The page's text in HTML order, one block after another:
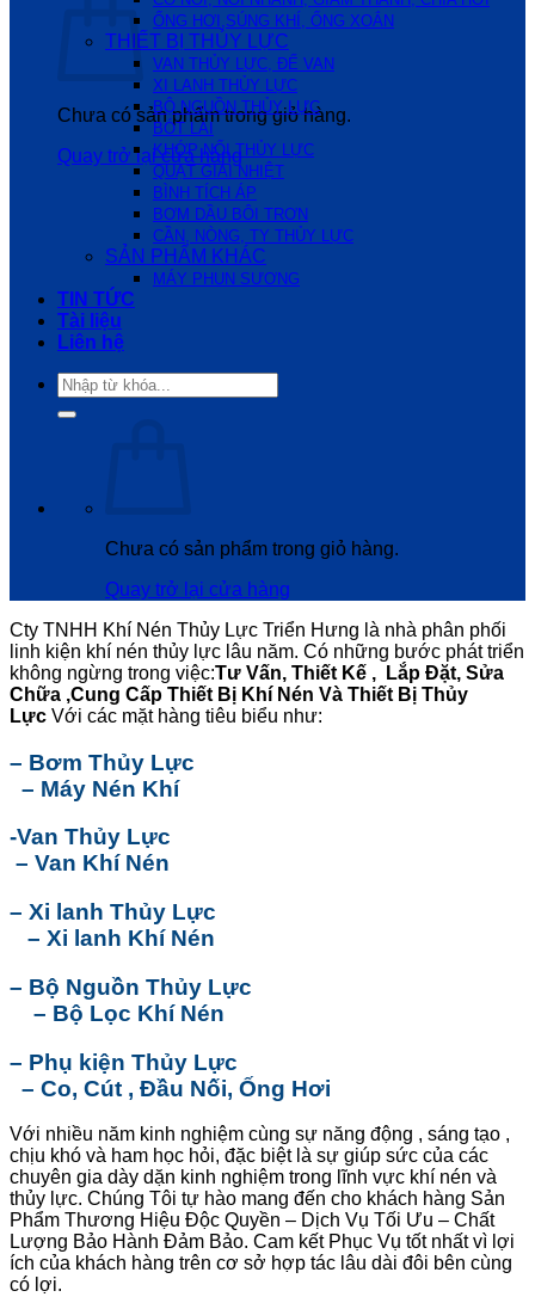
Chưa có sản phẩm trong giỏ hàng.
Quay trở lại cửa hàng
ỐNG HƠI,SÚNG KHÍ, ỐNG XOẮN
THIẾT BỊ THỦY LỰC
VAN THỦY LỰC, ĐẾ VAN
XI LANH THỦY LỰC
BỘ NGUỒN THỦY LỰC
BÓT LÁI
KHỚP NỐI THỦY LỰC
QUẠT GIẢI NHIỆT
BÌNH TÍCH ÁP
BƠM DẦU BÔI TRƠN
CẦN, NÒNG, TY THỦY LỰC
SẢN PHẨM KHÁC
MÁY PHUN SƯƠNG
TIN TỨC
Tài liệu
Liên hệ
Tìm
kiếm:
Chưa có sản phẩm trong giỏ hàng.
Quay trở lại cửa hàng
Cty TNHH Khí Nén Thủy Lực Triển Hưng là nhà phân phối
linh kiện khí nén thủy lực lâu năm. Có những bước phát triển
không ngừng trong việc:Tư Vấn, Thiết Kế , Lắp Đặt, Sửa
Chữa ,Cung Cấp Thiết Bị Khí Nén Và Thiết Bị Thủy
Lực Với các mặt hàng tiêu biểu như:
– Bơm Thủy Lực
– Máy Nén Khí
-Van Thủy Lực
– Van Khí Nén
– Xi lanh Thủy Lực
– Xi lanh Khí Nén
– Bộ Nguồn Thủy Lực
– Bộ Lọc Khí Nén
– Phụ kiện Thủy Lực
– Co, Cút , Đầu Nối, Ống Hơi
Với nhiều năm kinh nghiệm cùng sự năng động , sáng tạo ,
chịu khó và ham học hỏi, đặc biệt là sự giúp sức của các
chuyên gia dày dặn kinh nghiệm trong lĩnh vực khí nén và
thủy lực. Chúng Tôi tự hào mang đến cho khách hàng Sản
Phẩm Thương Hiệu Độc Quyền – Dịch Vụ Tối Ưu – Chất
Lượng Bảo Hành Đảm Bảo. Cam kết Phục Vụ tốt nhất vì lợi
ích của khách hàng trên cơ sở hợp tác lâu dài đôi bên cùng
có lợi.